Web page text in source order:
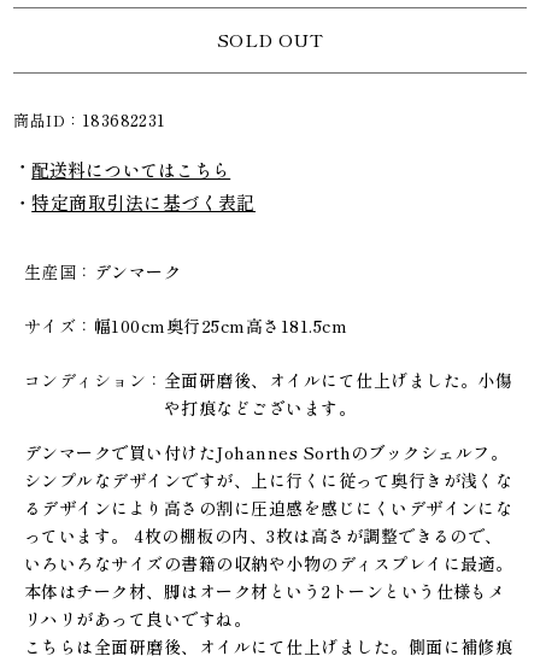
SOLD OUT
商品ID： 183682231
配送料についてはこちら
特定商取引法に基づく表記
生産国 デンマーク
サイズ 幅100cm奥行25cm高さ181.5cm
コンディション
全面研磨後、オイルにて仕上げました。小傷
や打痕などございます。
デンマークで買い付けたJohannes Sorthのブックシェルフ。
シンプルなデザインですが、上に行くに従って奥行きが浅くな
るデザインにより高さの割に圧迫感を感じにくいデザインにな
っています。 4枚の棚板の内、3枚は高さが調整できるので、
いろいろなサイズの書籍の収納や小物のディスプレイに最適。
本体はチーク材、脚はオーク材という2トーンという仕様もメ
リハリがあって良いですね。
こちらは全面研磨後、オイルにて仕上げました。側面に補修痕